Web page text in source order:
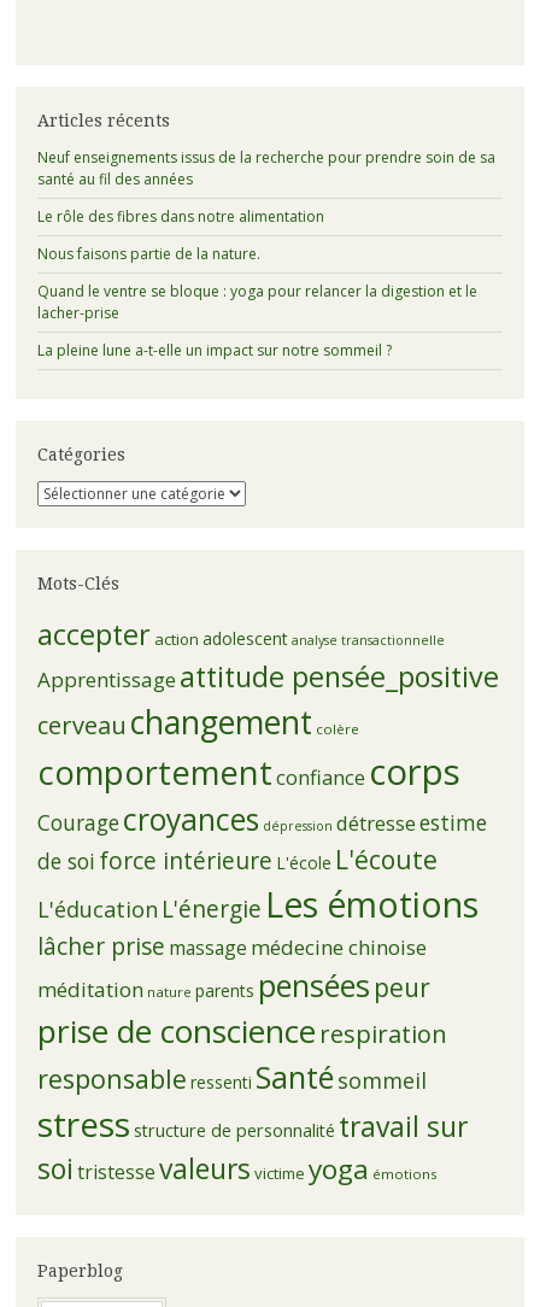
Articles récents
Neuf enseignements issus de la recherche pour prendre soin de sa
santé au fil des années
Le rôle des fibres dans notre alimentation
Nous faisons partie de la nature.
Quand le ventre se bloque : yoga pour relancer la digestion et le
lacher-prise
La pleine lune a-t-elle un impact sur notre sommeil ?
Catégories
Catégories
Mots-Clés
accepter action adolescent analyse transactionnelle
Apprentissage attitude pensée_positive
cerveau changement colère
comportementconfiance corps
Couragecroyances dépression détresseestime
de soi force intérieure L'école L'écoute
L'éducation L'énergie Les émotions
lâcher prise massage médecine chinoise
méditation nature parents pensées peur
prise de conscience respiration
responsable ressenti Santésommeil
stress structure de personnalité travail sur
soi tristessevaleurs victime yoga émotions
Paperblog